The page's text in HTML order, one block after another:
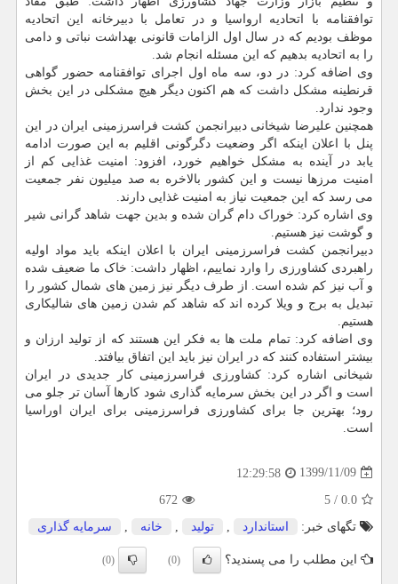
توافقنامه با اتحادیه ارواسیا و در تعامل با دبیرخانه این اتحادیه
موظف بودیم که در سال اول الزامات قانونی بهداشت نباتی و دامی
را به اتحادیه بدهیم که این مسئله انجام شد.
وی اضافه کرد: در دو، سه ماه اول اجرای توافقنامه حضور گواهی
قرنطینه مشکل داشت که هم اکنون دیگر هیچ مشکلی در این بخش
وجود ندارد.
همچنین علیرضا شیخانی دبیرانجمن کشت فراسرزمینی ایران در این
پنل با اعلان اینکه اگر وضعیت دگرگونی اقلیم به این صورت ادامه
یابد در آینده به مشکل خواهیم خورد، افزود: امنیت غذایی کم از
امنیت مرزها نیست و این کشور بالاخره به صد میلیون نفر جمعیت
می رسد که این جمعیت نیاز به امنیت غذایی دارند.
وی اشاره کرد: خوراک دام گران شده و بدین جهت شاهد گرانی شیر
و گوشت نیز هستیم.
دبیرانجمن کشت فراسرزمینی ایران با اعلان اینکه باید مواد اولیه
راهبردی کشاورزی را وارد نماییم، اظهار داشت: خاک ما ضعیف شده
و آب نیز کم شده است. از طرف دیگر نیز زمین های شمال کشور را
تبدیل به برج و ویلا کرده اند که شاهد کم شدن زمین های شالیکاری
هستیم.
وی اضافه کرد: تمام ملت ها به فکر این هستند که از تولید ارزان و
بیشتر استفاده کنند که در ایران نیز باید این اتفاق بیافتد.
شیخانی اشاره کرد: کشاورزی فراسرزمینی کار جدیدی در ایران
است و اگر در این بخش سرمایه گذاری شود کارها آسان تر جلو می
رود؛ بهترین جا برای کشاورزی فراسرزمینی برای ایران اوراسیا
است.
1399/11/09
12:29:58
0.0
/
5
672
تگهای خبر:
استاندارد تولید خانه سرمایه گذاری
این مطلب را می پسندید؟ (0)
(0)